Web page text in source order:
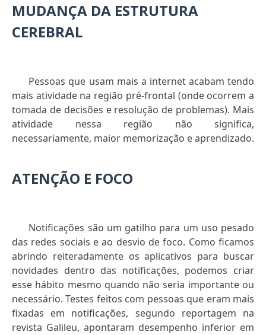
MUDANÇA DA ESTRUTURA
CEREBRAL
Pessoas que usam mais a internet acabam tendo
mais atividade na região pré-frontal (onde ocorrem a
tomada de decisões e resolução de problemas). Mais
atividade nessa região não significa,
necessariamente, maior memorização e aprendizado.
ATENÇÃO E FOCO
Notificações são um gatilho para um uso pesado
das redes sociais e ao desvio de foco. Como ficamos
abrindo reiteradamente os aplicativos para buscar
novidades dentro das notificações, podemos criar
esse hábito mesmo quando não seria importante ou
necessário. Testes feitos com pessoas que eram mais
fixadas em notificações, segundo reportagem na
revista Galileu, apontaram desempenho inferior em